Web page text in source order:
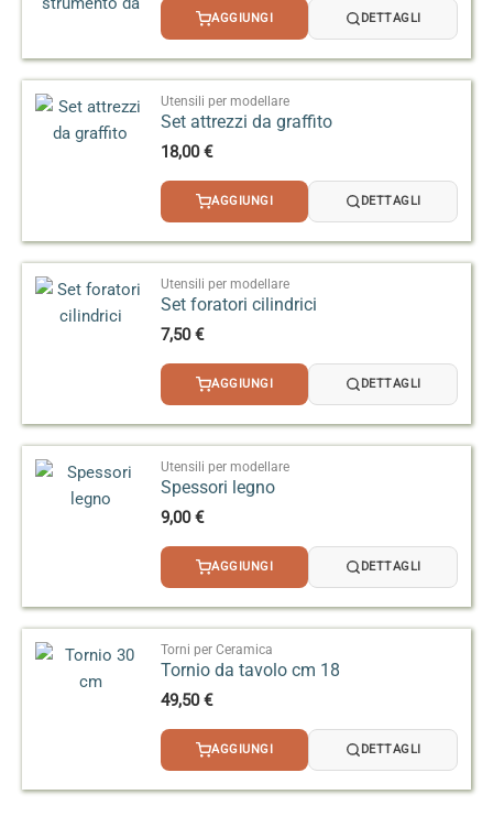
AGGIUNGI DETTAGLI
Utensili per modellare
Set attrezzi da graffito
18,00€
AGGIUNGI DETTAGLI
Utensili per modellare
Set foratori cilindrici
7,50€
AGGIUNGI DETTAGLI
Utensili per modellare
Spessori legno
9,00€
AGGIUNGI DETTAGLI
Torni per Ceramica
Tornio da tavolo cm 18
49,50€
AGGIUNGI DETTAGLI